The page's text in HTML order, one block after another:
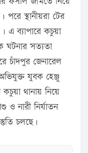
স্থানীয়রা টের
এ ব্যাপারে কচুয়া
ঘটনার সত্যতা
চাঁদপুর জেনারেল
যুবক হেঞ্জু
থানায় নিয়ে
ও নারী নির্যাতন
চলছে।